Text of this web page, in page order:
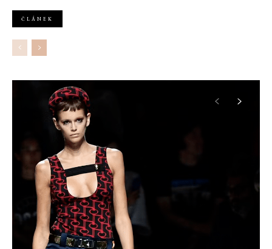
mohou pomoct začít psát váš výjimečný příběh. Pokud jste si ještě
nevybrali, kam vyrazit se svou drahou polovičkou, nastává
nejvyšší čas vybrat ten pravý podnik.
ČLÁNEK